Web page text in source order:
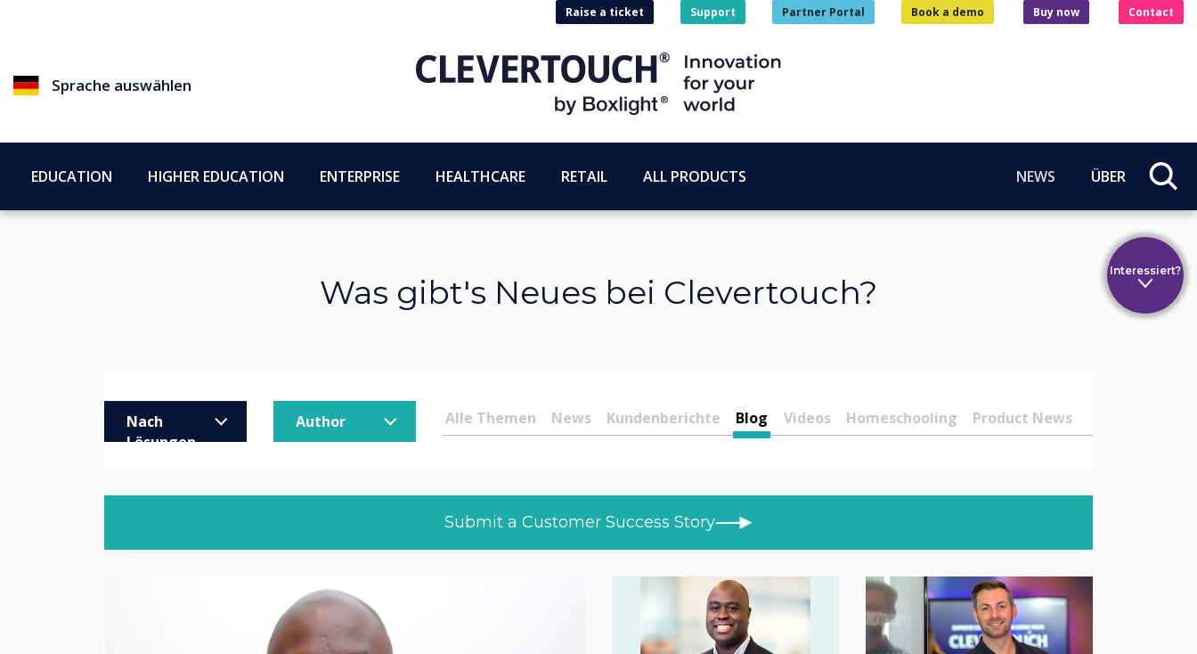
Sprache auswählen
Raise a ticket Support Partner Portal Book a demo Buy now Contact
EDUCATION HIGHER EDUCATION ENTERPRISE HEALTHCARE RETAIL ALL PRODUCTS NEWS ÜBER
Was gibt's Neues bei Clevertouch?
Nach
Lösungen
Weiterführende Schulen
Author
Ashley Helm
Melizza Cuizon
Christopher Bundy
Alle Themen News Kundenberichte Blog Videos Homeschooling Product News
Submit a Customer Success Story
Interessiert?